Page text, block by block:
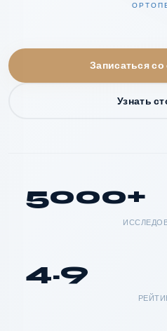
Записаться
Узнать
5000+
4.9